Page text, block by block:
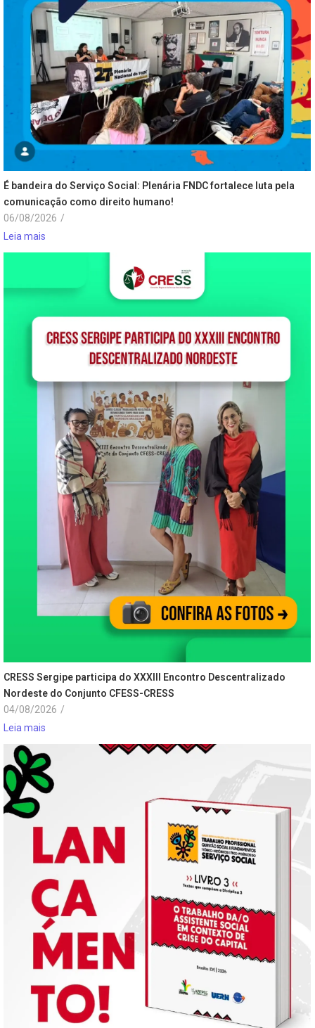
É bandeira do Serviço Social: Plenária FNDC fortalece luta pela
comunicação como direito humano!
06/08/2026 /
Leia mais
CRESS Sergipe participa do XXXIII Encontro Descentralizado
Nordeste do Conjunto CFESS-CRESS
04/08/2026 /
Leia mais